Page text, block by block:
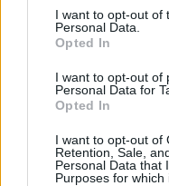
consent section.
I want to opt-out of
Personal Data.
Opted In
I want to opt-out of
Personal Data for
Opted In
I want to opt-out of
Retention, Sale,
Personal Data that
Purposes for which
Save my name, email
next time I comment.
Post Comment